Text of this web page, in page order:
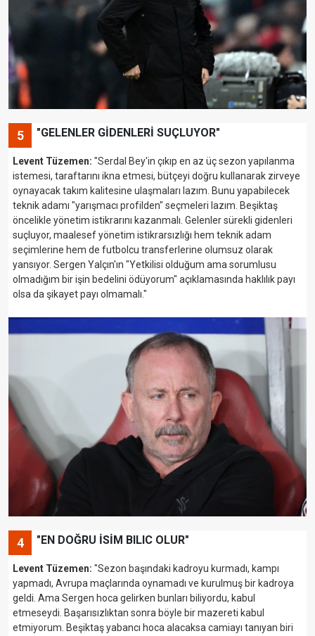
5 "GELENLER GİDENLERİ SUÇLUYOR"
Levent Tüzemen: "Serdal Bey'in çıkıp en az üç sezon yapılanma
istemesi, taraftarını ikna etmesi, bütçeyi doğru kullanarak zirveye
oynayacak takım kalitesine ulaşmaları lazım. Bunu yapabilecek
teknik adamı "yarışmacı profilden" seçmeleri lazım. Beşiktaş
öncelikle yönetim istikrarını kazanmalı. Gelenler sürekli gidenleri
suçluyor, maalesef yönetim istikrarsızlığı hem teknik adam
seçimlerine hem de futbolcu transferlerine olumsuz olarak
yansıyor. Sergen Yalçın'ın "Yetkilisi olduğum ama sorumlusu
olmadığım bir işin bedelini ödüyorum" açıklamasında haklılık payı
olsa da şikayet payı olmamalı."
4 "EN DOĞRU İSİM BILIC OLUR"
Levent Tüzemen: "Sezon başındaki kadroyu kurmadı, kampı
yapmadı, Avrupa maçlarında oynamadı ve kurulmuş bir kadroya
geldi. Ama Sergen hoca gelirken bunları biliyordu, kabul
etmeseydi. Başarısızlıktan sonra böyle bir mazereti kabul
etmiyorum. Beşiktaş yabancı hoca alacaksa camiayı tanıyan biri